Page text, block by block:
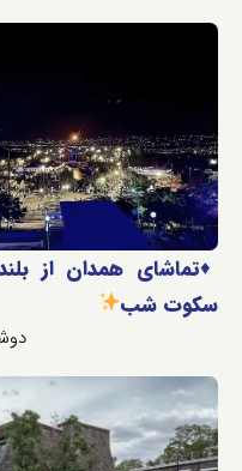
♦️تماشای همدان از
سکوت شب
دوشنبه,